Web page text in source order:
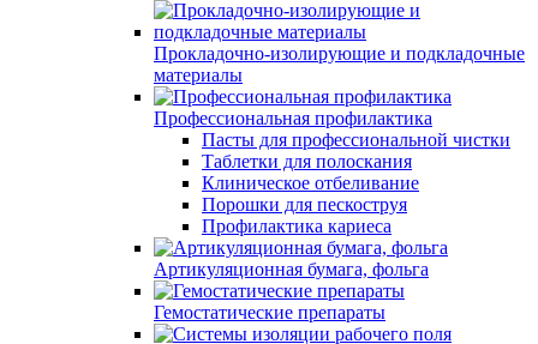
Прокладочно-изолирующие и подкладочные
материалы
Профессиональная профилактика
Пасты для профессиональной чистки
Таблетки для полоскания
Клиническое отбеливание
Порошки для пескоструя
Профилактика кариеса
Артикуляционная бумага, фольга
Гемостатические препараты